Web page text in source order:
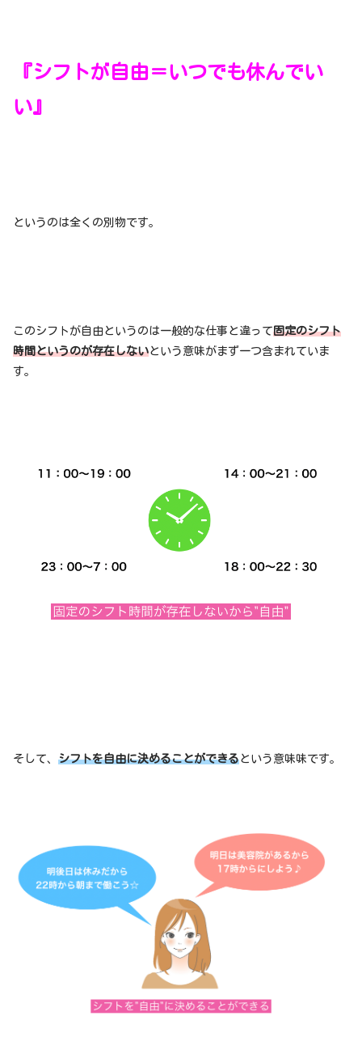
『シフトが自由＝いつでも休んでい
い』
というのは全くの別物です。
このシフトが自由というのは一般的な仕事と違って固定のシフト
時間というのが存在しないという意味がまず一つ含まれていま
す。
そして、 シフトを自由に決めることができるという意味味です。